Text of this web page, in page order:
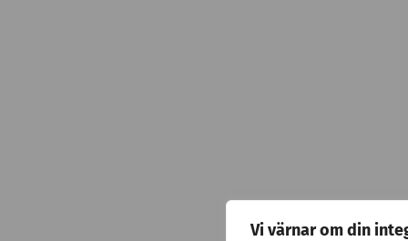
Vi värnar om din